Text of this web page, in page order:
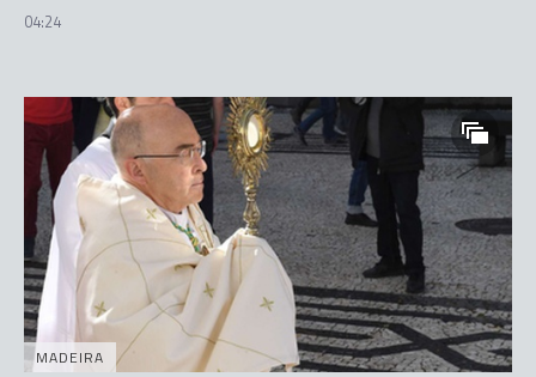
04:24
MADEIRA